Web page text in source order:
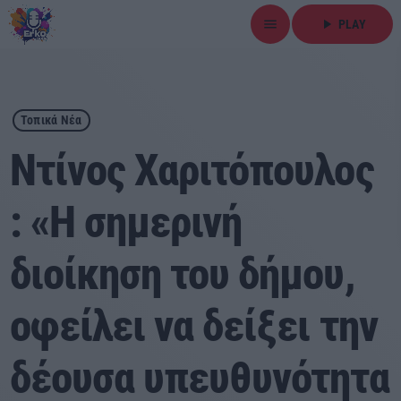
menu play_arrow PLAY
close
play_arrow ΕΡΚΟ
Αρχική
Εκπομπές
Τοπικά Νέα
Αθλητικά
Τοπικά Νέα
Ντίνος Χαριτόπουλος
: «Η σημερινή
διοίκηση του δήμου,
οφείλει να δείξει την
δέουσα υπευθυνότητα